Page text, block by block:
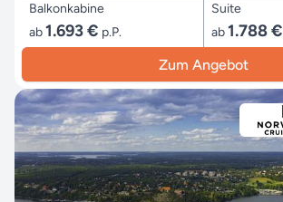
Balkonkabine
ab1.693 € p.P.
Suite
ab1.788 €
Zum Angebot